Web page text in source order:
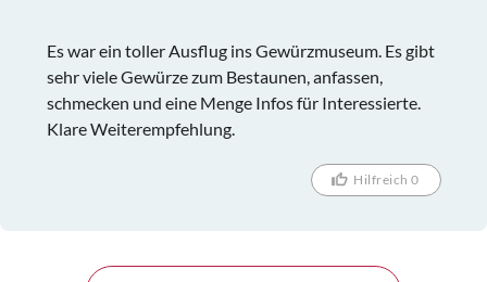
Es war ein toller Ausflug ins Gewürzmuseum. Es gibt
sehr viele Gewürze zum Bestaunen, anfassen,
schmecken und eine Menge Infos für Interessierte.
Klare Weiterempfehlung.
Hilfreich 0